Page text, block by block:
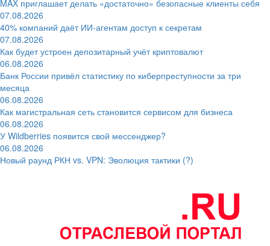
MAX приглашает делать «достаточно» безопасные клиенты себя
07.08.2026
40% компаний даёт ИИ‑агентам доступ к секретам
07.08.2026
Как будет устроен депозитарный учёт криптовалют
06.08.2026
Банк России привёл статистику по киберпреступности за три
месяца
06.08.2026
Как магистральная сеть становится сервисом для бизнеса
06.08.2026
У Wildberries появится свой мессенджер?
06.08.2026
Новый раунд РКН vs. VPN: Эволюция тактики (?)